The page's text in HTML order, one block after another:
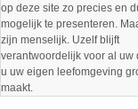
op deze site zo precies en
mogelijk te presenteren.
zijn menselijk. Uzelf blijft
verantwoordelijk voor al uw
u uw eigen leefomgeving
maakt.